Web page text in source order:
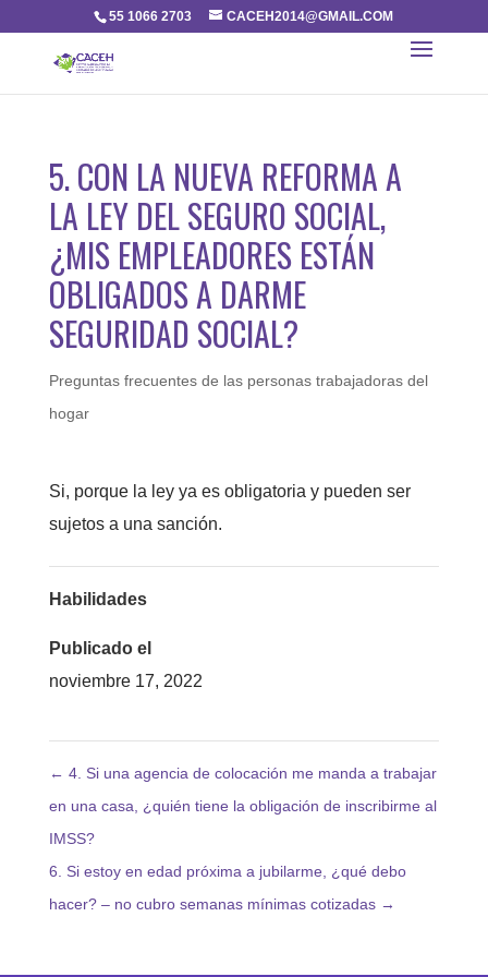
55 1066 2703 CACEH2014@GMAIL.COM
5. CON LA NUEVA REFORMA A
LA LEY DEL SEGURO SOCIAL,
¿MIS EMPLEADORES ESTÁN
OBLIGADOS A DARME
SEGURIDAD SOCIAL?
Preguntas frecuentes de las personas trabajadoras del
hogar
Si, porque la ley ya es obligatoria y pueden ser
sujetos a una sanción.
Habilidades
Publicado el
noviembre 17, 2022
← 4. Si una agencia de colocación me manda a trabajar
en una casa, ¿quién tiene la obligación de inscribirme al
IMSS?
6. Si estoy en edad próxima a jubilarme, ¿qué debo
hacer? – no cubro semanas mínimas cotizadas →